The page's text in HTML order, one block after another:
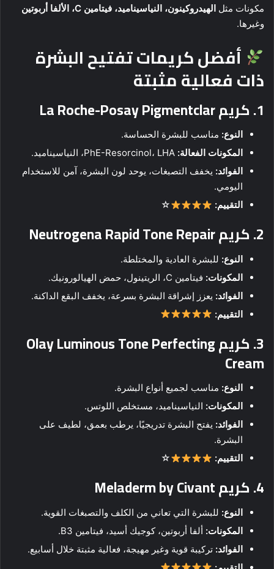
مكونات مثل الهيدروكينون، النياسيناميد، فيتامين C، الألفا أربوتين
وغيرها.
أفضل كريمات تفتيح البشرة
ذات فعالية مثبتة
1. كريم La Roche-Posay Pigmentclar
النوع: مناسب للبشرة الحساسة.
المكونات الفعالة:
الفوائد: يخفف التصبغات، يوحد لون البشرة، آمن للاستخدام
اليومي.
التقييم:
☆
2. كريم Neutrogena Rapid Tone Repair
النوع: للبشرة العادية والمختلطة.
المكونات: فيتامين C، الريتينول، حمض الهيالورونيك.
الفوائد: يعزز إشراقة البشرة بسرعة، يخفف البقع الداكنة.
التقييم:
3. كريم Olay Luminous Tone Perfecting
Cream
النوع: مناسب لجميع أنواع البشرة.
المكونات: النياسيناميد، مستخلص اللوتس.
الفوائد: يفتح البشرة تدريجيًا، يرطب بعمق، لطيف على
البشرة.
التقييم:
☆
4. كريم Meladerm by Civant
النوع: للبشرة التي تعاني من الكلف والتصبغات القوية.
المكونات: ألفا أربوتين، كوجيك أسيد، فيتامين B3.
الفوائد: تركيبة قوية وغير مهيجة، فعالية مثبتة خلال أسابيع.